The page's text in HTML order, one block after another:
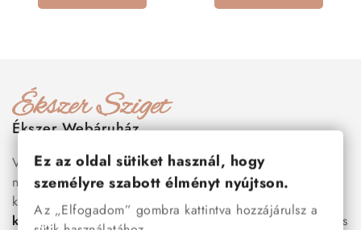
Ékszer Webáruház
Válogass több száz prémium minőségű, stílusos és tartós
nemesacél ékszer és orvosi fém ékszer közül, amelyek
között megtalálhatók a legnépszerűbb darabok is:
karkötők, nőinyakláncok,karikagyűrűk,fülbevalók
és
Ez az oldal sütiket használ, hogy
személyre szabott élményt nyújtson.
Az „Elfogadom” gombra kattintva hozzájárulsz a